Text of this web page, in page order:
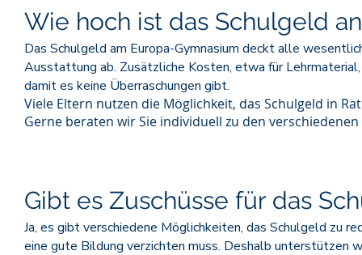
Wie hoch ist das Schulgeld
Das Schulgeld am Europa-Gymnasium deckt alle
Ausstattung ab. Zusätzliche Kosten, etwa für
damit es keine Überraschungen gibt.
Viele Eltern nutzen die Möglichkeit, das Schulgeld in
Gerne beraten wir Sie individuell zu den
Gibt es Zuschüsse für das
Ja, es gibt verschiedene Möglichkeiten, das Schulgeld zu
eine gute Bildung verzichten muss. Deshalb unterstützen